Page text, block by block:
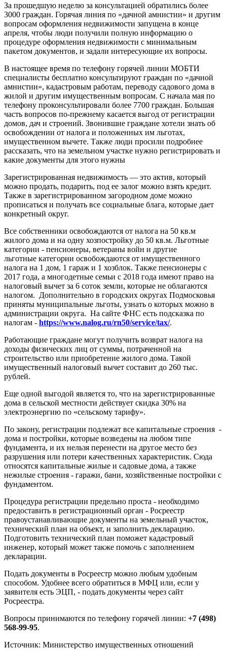
За прошедшую неделю за консультацией обратились более
3000 граждан. Горячая линия по «дачной амнистии» и другим
вопросам оформления недвижимости запущена в конце
апреля, чтобы люди получили полную информацию о
процедуре оформления недвижимости с минимальным
пакетом документов, и задали интересующие их вопросы.
В настоящее время по телефону горячей линии МОБТИ
специалисты бесплатно консультируют граждан по «дачной
амнистии», кадастровым работам, переводу садового дома в
жилой и другим имущественным вопросам. С начала мая по
телефону проконсультировали более 7700 граждан. Большая
часть вопросов по-прежнему касается выгод от регистрации
домов, дач и строений. Звонившие граждане хотели знать об
освобождении от налога и положенных им льготах,
имущественном вычете. Также люди просили подробнее
рассказать, что на земельном участке нужно регистрировать и
какие документы для этого нужны
Зарегистрированная недвижимость — это актив, который
можно продать, подарить, под ее залог можно взять кредит.
Также в зарегистрированном загородном доме можно
прописаться и получать все социальные блага, которые дает
конкретный округ.
Все собственники освобождаются от налога на 50 кв.м
жилого дома и на одну хозпостройку до 50 кв.м. Льготные
категории - пенсионеры, ветераны войн и другие
льготные категории освобождаются от имущественного
налога на 1 дом, 1 гараж и 1 хозблок. Также пенсионеры с
2017 года, а многодетные семьи с 2018 года имеют право на
налоговый вычет за 6 соток земли, которые не облагаются
налогом. Дополнительно в городских округах Подмосковья
приняты муниципальные льготы, узнать о которых можно в
администрации округа. На сайте ФНС есть подсказка по
налогам - https://www.nalog.ru/rn50/service/tax/.
Работающие граждане могут получить возврат налога на
доходы физических лиц от суммы, потраченной на
строительство или приобретение жилого дома. Такой
имущественный налоговый вычет составит до 260 тыс.
рублей.
Еще одной выгодой является то, что на зарегистрированные
дома в сельской местности действует скидка 30% на
электроэнергию по «сельскому тарифу».
По закону, регистрации подлежат все капитальные строения -
дома и постройки, которые возведены на любом типе
фундамента, и их нельзя перенести на другое место без
разрушения или потери качественных характеристик. Сюда
относятся капитальные жилые и садовые дома, а также
нежилые строения - гаражи, бани, хозяйственные постройки с
фундаментом.
Процедура регистрации предельно проста - необходимо
предоставить в регистрационный орган - Росреестр
правоустанавливающие документы на земельный участок,
технический план на объект, и заполнить декларацию.
Подготовить технический план поможет кадастровый
инженер, который может также помочь с заполнением
декларации.
Подать документы в Росреестр можно любым удобным
способом. Удобнее всего обратиться в МФЦ или, если у
заявителя есть ЭЦП, - подать документы через сайт
Росреестра.
Вопросы принимаются по телефону горячей линии: +7 (498)
568-99-95.
Источник: Министерство имущественных отношений